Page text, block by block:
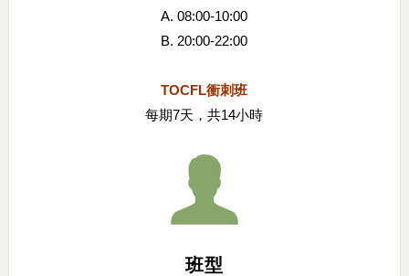
A. 08:00-10:00
B. 20:00-22:00
TOCFL衝刺班
每期7天，共14小時
班型